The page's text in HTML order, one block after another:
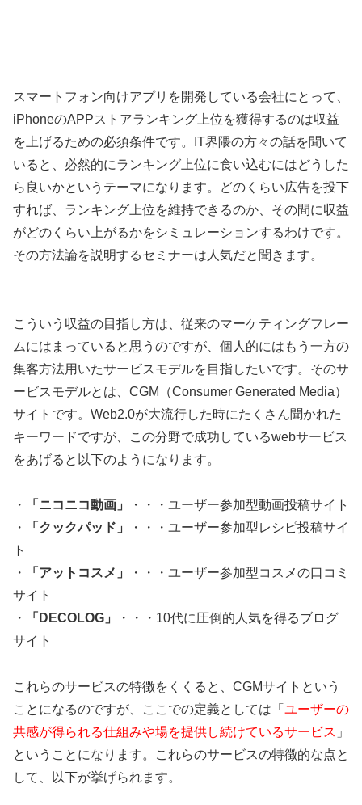
スマートフォン向けアプリを開発している会社にとって、
iPhoneのAPPストアランキング上位を獲得するのは収益
を上げるための必須条件です。IT界隈の方々の話を聞いて
いると、必然的にランキング上位に食い込むにはどうした
ら良いかというテーマになります。どのくらい広告を投下
すれば、ランキング上位を維持できるのか、その間に収益
がどのくらい上がるかをシミュレーションするわけです。
その方法論を説明するセミナーは人気だと聞きます。
こういう収益の目指し方は、従来のマーケティングフレー
ムにはまっていると思うのですが、個人的にはもう一方の
集客方法用いたサービスモデルを目指したいです。そのサ
ービスモデルとは、CGM（Consumer Generated Media）
サイトです。Web2.0が大流行した時にたくさん聞かれた
キーワードですが、この分野で成功しているwebサービス
をあげると以下のようになります。
・ 「ニコニコ動画」
・・・ユーザー参加型動画投稿サイト
・
「クックパッド」
・・・ユーザー参加型レシピ投稿サイ
ト
・
「アットコスメ」
・・・ユーザー参加型コスメの口コミ
サイト
・
「DECOLOG」
・・・10代に圧倒的人気を得るブログ
サイト
これらのサービスの特徴をくくると、CGMサイトという
ことになるのですが、ここでの定義としては「 ユーザーの
共感が得られる仕組みや場を提供し続けているサービス 」
ということになります。これらのサービスの特徴的な点と
して、以下が挙げられます。